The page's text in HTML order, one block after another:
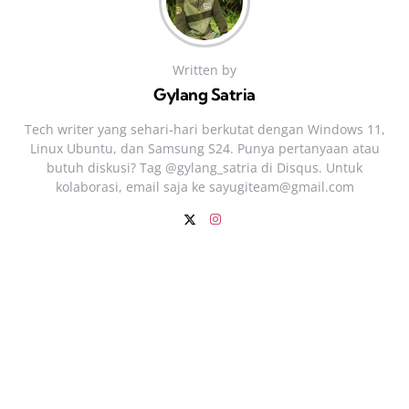
Written by
Gylang Satria
Tech writer yang sehari‑hari berkutat dengan Windows 11,
Linux Ubuntu, dan Samsung S24. Punya pertanyaan atau
butuh diskusi? Tag @gylang_satria di Disqus. Untuk
kolaborasi, email saja ke sayugiteam@gmail.com